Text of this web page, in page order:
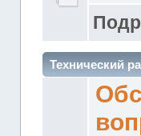
Технический